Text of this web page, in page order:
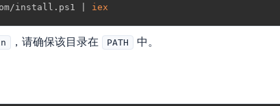
install . ps1 iex
，请确保该目录在 PATH 中。